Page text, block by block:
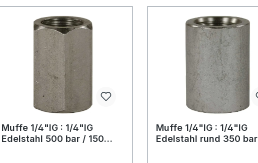
Muffe 1/4"IG : 1/4"IG
Edelstahl 500 bar / 150
Muffe 1/4"IG : 1/4"IG
Edelstahl rund 350 bar